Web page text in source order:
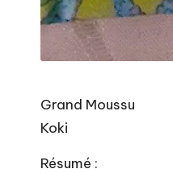
Grand Moussu
Koki
Résumé :